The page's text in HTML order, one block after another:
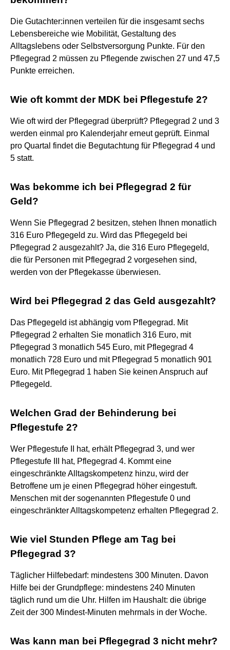
Die Gutachter:innen verteilen für die insgesamt sechs
Lebensbereiche wie Mobilität, Gestaltung des
Alltagslebens oder Selbstversorgung Punkte. Für den
Pflegegrad 2 müssen zu Pflegende zwischen 27 und 47,5
Punkte erreichen.
Wie oft kommt der MDK bei Pflegestufe 2?
Wie oft wird der Pflegegrad überprüft? Pflegegrad 2 und 3
werden einmal pro Kalenderjahr erneut geprüft. Einmal
pro Quartal findet die Begutachtung für Pflegegrad 4 und
5 statt.
Was bekomme ich bei Pflegegrad 2 für
Geld?
Wenn Sie Pflegegrad 2 besitzen, stehen Ihnen monatlich
316 Euro Pflegegeld zu. Wird das Pflegegeld bei
Pflegegrad 2 ausgezahlt? Ja, die 316 Euro Pflegegeld,
die für Personen mit Pflegegrad 2 vorgesehen sind,
werden von der Pflegekasse überwiesen.
Wird bei Pflegegrad 2 das Geld ausgezahlt?
Das Pflegegeld ist abhängig vom Pflegegrad. Mit
Pflegegrad 2 erhalten Sie monatlich 316 Euro, mit
Pflegegrad 3 monatlich 545 Euro, mit Pflegegrad 4
monatlich 728 Euro und mit Pflegegrad 5 monatlich 901
Euro. Mit Pflegegrad 1 haben Sie keinen Anspruch auf
Pflegegeld.
Welchen Grad der Behinderung bei
Pflegestufe 2?
Wer Pflegestufe II hat, erhält Pflegegrad 3, und wer
Pflegestufe III hat, Pflegegrad 4. Kommt eine
eingeschränkte Alltagskompetenz hinzu, wird der
Betroffene um je einen Pflegegrad höher eingestuft.
Menschen mit der sogenannten Pflegestufe 0 und
eingeschränkter Alltagskompetenz erhalten Pflegegrad 2.
Wie viel Stunden Pflege am Tag bei
Pflegegrad 3?
Täglicher Hilfebedarf: mindestens 300 Minuten. Davon
Hilfe bei der Grundpflege: mindestens 240 Minuten
täglich rund um die Uhr. Hilfen im Haushalt: die übrige
Zeit der 300 Mindest-Minuten mehrmals in der Woche.
Was kann man bei Pflegegrad 3 nicht mehr?